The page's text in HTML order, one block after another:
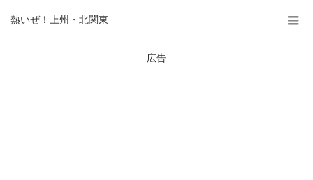
熱いぜ！上州・北関東
広告